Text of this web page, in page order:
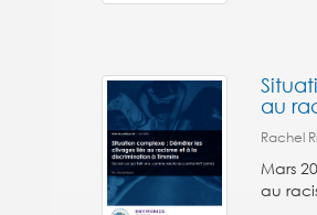
au
Rachel
Mars
au